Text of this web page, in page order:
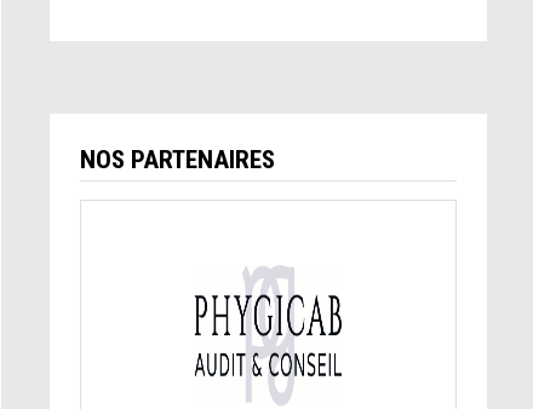
NOS PARTENAIRES